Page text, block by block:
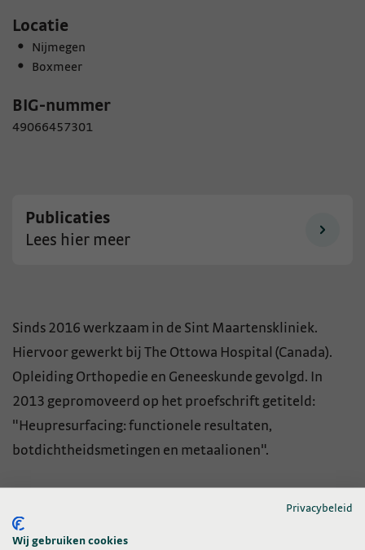
Locatie
Nijmegen
Boxmeer
BIG-nummer
49066457301
Publicaties
Lees hier meer
Sinds 2016 werkzaam in de Sint Maartenskliniek.
Hiervoor gewerkt bij The Ottowa Hospital (Canada).
Opleiding Orthopedie en Geneeskunde gevolgd. In
2013 gepromoveerd op het proefschrift getiteld:
"Heupresurfacing: functionele resultaten,
botdichtheidsmetingen en metaalionen".
Voorzitter Wetenschappelijke Adviesraad LROI (WAR)
Privacybeleid
Wij gebruiken cookies